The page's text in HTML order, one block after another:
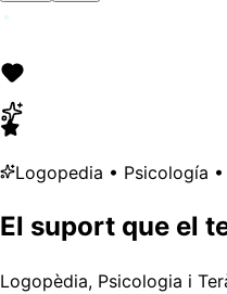
Logopedia • Psicología
El suport que el
Logopèdia, Psicologia i